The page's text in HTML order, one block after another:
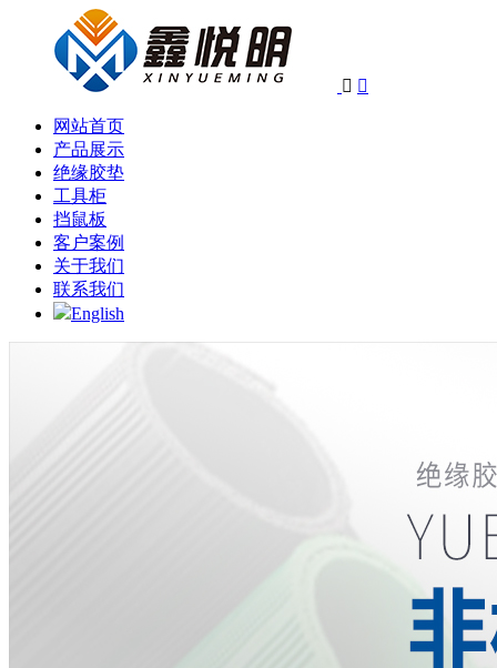
 
网站首页
产品展示
绝缘胶垫
工具柜
挡鼠板
客户案例
关于我们
联系我们
English